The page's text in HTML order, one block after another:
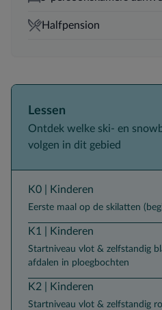
Halfpension
Lessen
Ontdek welke ski- en
volgen in dit gebied
K0 | Kinderen
Eerste maal op de skilatten
K1 | Kinderen
Startniveau vlot & zelfstandig
afdalen in ploegbochten
K2 | Kinderen
Startniveau vlot & zelfstandig